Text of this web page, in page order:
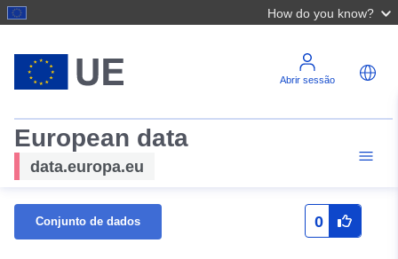
How do you know?
Abrir sessão
European data
data.europa.eu
Conjunto de dados 0